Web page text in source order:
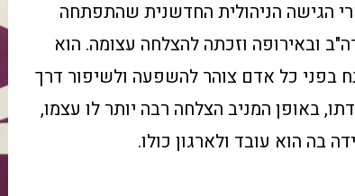
הגישה הניהולית החדשנית שהתפתחה
ובאירופה וזכתה להצלחה עצומה. הוא
בפני כל אדם צוהר להשפעה ולשיפור דרך
באופן המניב הצלחה רבה יותר לו עצמו,
בה הוא עובד ולארגון כולו.